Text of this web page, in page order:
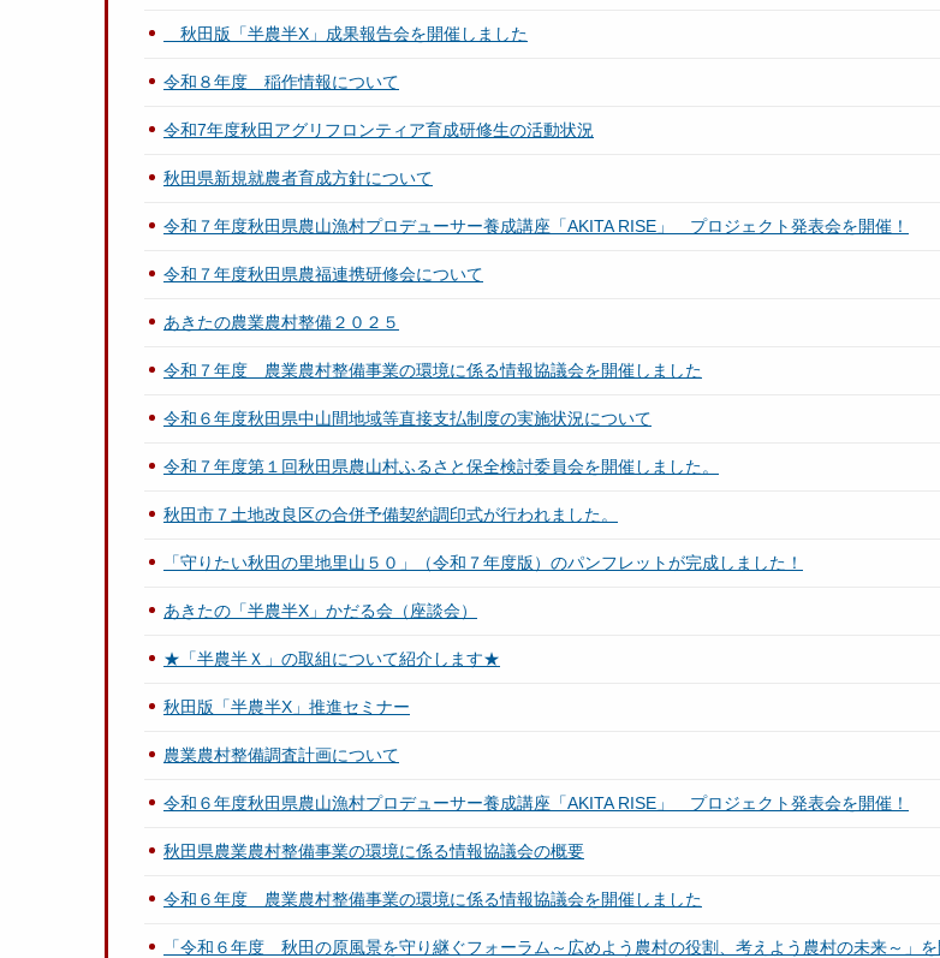
秋田版「半農半X」成果報告会を開催しました
令和８年度 稲作情報について
令和7年度秋田アグリフロンティア育成研修生の活動状況
秋田県新規就農者育成方針について
令和７年度秋田県農山漁村プロデューサー養成講座「AKITA RISE」 プロジェクト発表会を開催！
令和７年度秋田県農福連携研修会について
あきたの農業農村整備２０２５
令和７年度 農業農村整備事業の環境に係る情報協議会を開催しました
令和６年度秋田県中山間地域等直接支払制度の実施状況について
令和７年度第１回秋田県農山村ふるさと保全検討委員会を開催しました。
秋田市７土地改良区の合併予備契約調印式が行われました。
「守りたい秋田の里地里山５０」（令和７年度版）のパンフレットが完成しました！
あきたの「半農半X」かだる会（座談会）
★「半農半Ｘ」の取組について紹介します★
秋田版「半農半X」推進セミナー
農業農村整備調査計画について
令和６年度秋田県農山漁村プロデューサー養成講座「AKITA RISE」 プロジェクト発表会を開催！
秋田県農業農村整備事業の環境に係る情報協議会の概要
令和６年度 農業農村整備事業の環境に係る情報協議会を開催しました
「令和６年度 秋田の原風景を守り継ぐフォーラム～広めよう農村の役割、考えよう農村の未来～」を